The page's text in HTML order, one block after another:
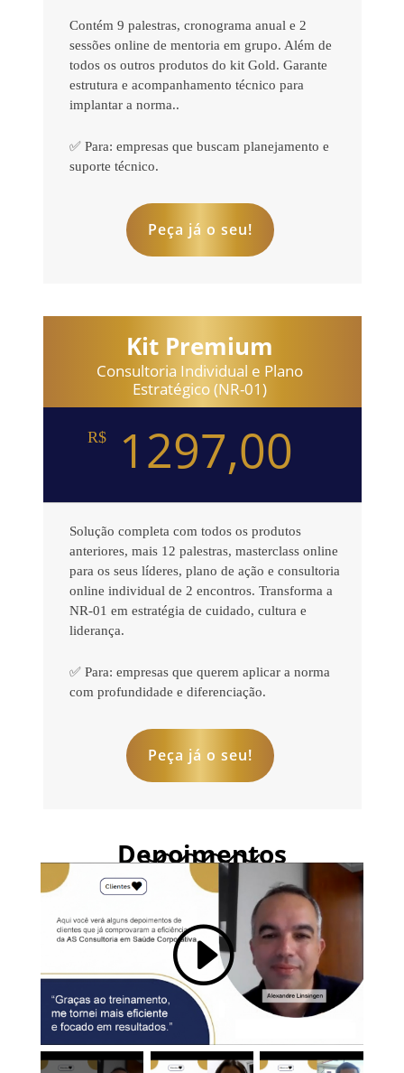
Contém 9 palestras, cronograma anual e 2
sessões online de mentoria em grupo. Além de
todos os outros produtos do kit Gold. Garante
estrutura e acompanhamento técnico para
implantar a norma..
✅ Para: empresas que buscam planejamento e
suporte técnico.
Peça já o seu!
Kit Premium
Consultoria Individual e Plano
Estratégico (NR-01)
R$ 1297,00
Solução completa com todos os produtos
anteriores, mais 12 palestras, masterclass online
para os seus líderes, plano de ação e consultoria
online individual de 2 encontros. Transforma a
NR-01 em estratégia de cuidado, cultura e
liderança.
✅ Para: empresas que querem aplicar a norma
com profundidade e diferenciação.
Peça já o seu!
Depoimentos